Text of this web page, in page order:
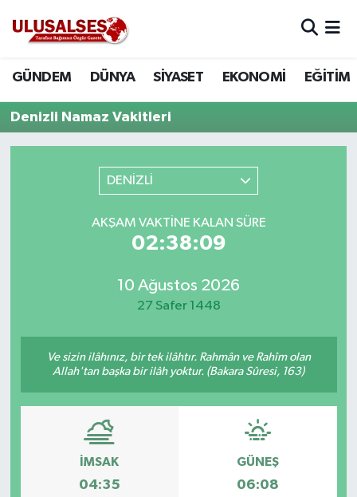
GÜNDEM DÜNYA SİYASET EKONOMİ EĞİTİM
Denizli Namaz Vakitleri
DENİZLİ
AKŞAM VAKTINE KALAN SÜRE
02:38:09
10 Ağustos 2026
27 Safer 1448
Ve sizin ilâhınız, bir tek ilâhtır. Rahmân ve Rahîm olan
Allah'tan başka bir ilâh yoktur. (Bakara Sûresi, 163)
İMSAK
04:35
GÜNEŞ
06:08
DÜNYA
EKONOMİ
EĞİTİM
Trafik Durumu
Tüm Manşetler
Son Dakika Haberleri